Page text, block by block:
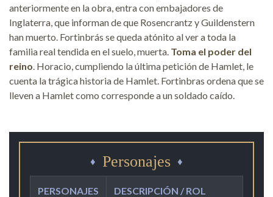
anteriormente en la obra, entra con embajadores de
Inglaterra, que informan de que Rosencrantz y Guildenstern
han muerto. Fortinbrás se queda atónito al ver a toda la
familia real tendida en el suelo, muerta. Toma el poder del
reino . Horacio, cumpliendo la última petición de Hamlet, le
cuenta la trágica historia de Hamlet. Fortinbras ordena que se
lleven a Hamlet como corresponde a un soldado caído.
Personajes
PERSONAJES DESCRIPCIÓN / ROL